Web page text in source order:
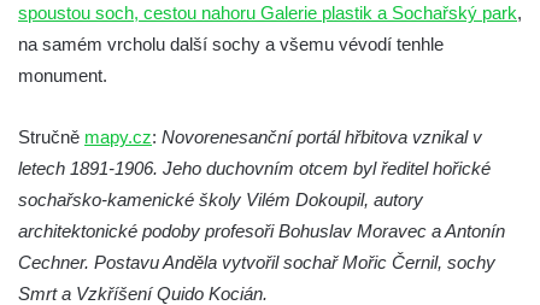
Socha Mamut srstnatý v ZOO Hluboká
Socha Orel v ZOO Hluboká
Socha Přátelství v ZOO Hluboká
Socha Matka příroda v ZOO Hluboká
Socha Lišky v ZOO Hluboká
Socha Kudlanka v ZOO Hluboká
Socha Vlčice s mládětem v ZOO Hluboká
spoustou soch, cestou nahoru Galerie plastik a Sochařský park,
na samém vrcholu další sochy a všemu vévodí tenhle
monument.
Stručně mapy.cz: Novorenesanční portál hřbitova vznikal v
letech 1891-1906. Jeho duchovním otcem byl ředitel hořické
sochařsko-kamenické školy Vilém Dokoupil, autory
architektonické podoby profesoři Bohuslav Moravec a Antonín
Cechner. Postavu Anděla vytvořil sochař Mořic Černil, sochy
Smrt a Vzkříšení Quido Kocián.